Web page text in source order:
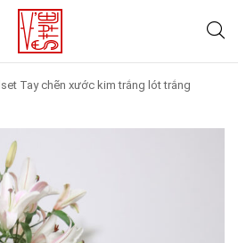
Tay chẽn xước kim trắng lót trắng